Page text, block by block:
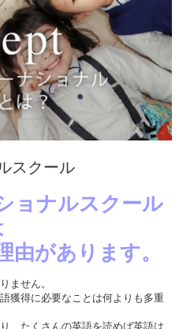
スクール
ョナルスクール
由があります。
ません。
獲得に必要なことは何よりも多重
、たくさんの英語を読めば英語は